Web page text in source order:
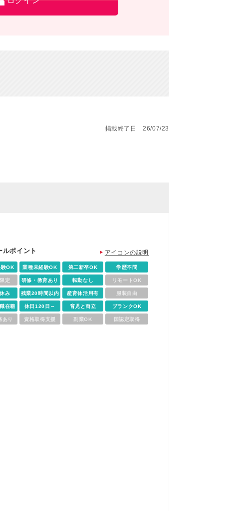
掲載終了日 26/07/23
ルポイント アイコンの説明
験OK 業種未経験OK 第二新卒OK 学歴不問
定 研修・教育あり 転勤なし リモートOK
み 残業20時間以内 産育休活用有 服装自由
在籍 休日120日～ 育児と両立 ブランクOK
あり 資格取得支援 副業OK 国認定取得